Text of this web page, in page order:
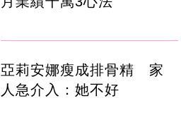
亞莉安娜瘦成排骨精 家
人急介入：她不好